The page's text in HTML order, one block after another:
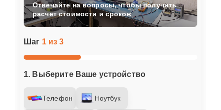
Шаг 1 из 3
1. Выберите Ваше устройство
Телефон Ноутбук
Отвечайте на вопросы, чтобы получить
расчет стоимости и сроков